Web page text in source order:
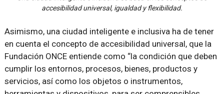
accesibilidad universal, igualdad y flexibilidad.
Asimismo, una ciudad inteligente e inclusiva ha de tener
en cuenta el concepto de accesibilidad universal, que la
Fundación ONCE entiende como “la condición que deben
cumplir los entornos, procesos, bienes, productos y
servicios, así como los objetos o instrumentos,